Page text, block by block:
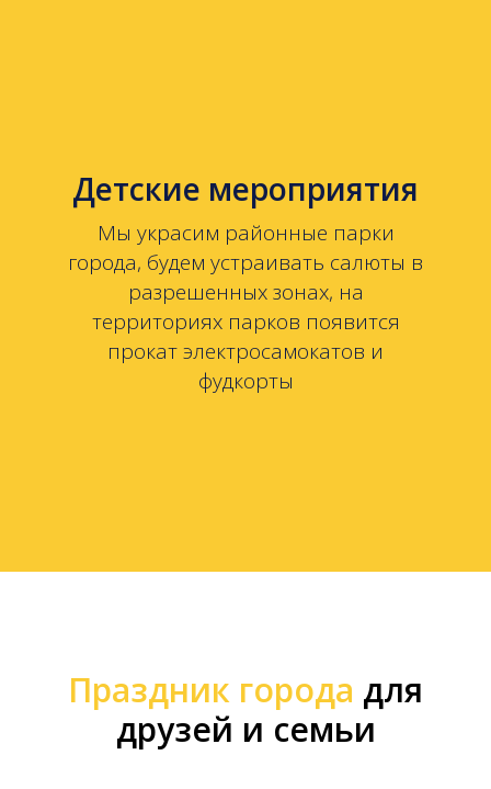
Детские мероприятия
Мы украсим районные парки
города, будем устраивать салюты в
разрешенных зонах, на
территориях парков появится
прокат электросамокатов и
фудкорты
Праздник города для
друзей и семьи